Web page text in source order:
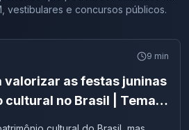
vestibulares e concursos públicos.
9 min
valorizar as festas juninas
cultural no Brasil | Tema